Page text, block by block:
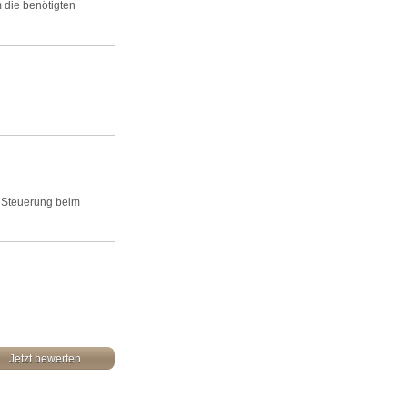
die benötigten
beim
Jetzt bewerten